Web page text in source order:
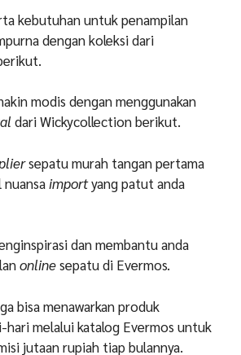
kebutuhan untuk penampilan
dengan koleksi dari
modis dengan menggunakan
dari Wickycollection berikut.
sepatu murah tangan pertama
importyang patut anda
dan membantu anda
onlinesepatu di Evermos.
bisa menawarkan produk
hari melalui katalog Evermos untuk
jutaan rupiah tiap bulannya.